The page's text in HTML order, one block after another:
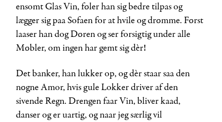
ensomt Glas Vin, føler han sig bedre tilpas og
lægger sig paa Sofaen for at hvile og drømme. Først
laaser han dog Døren og ser forsigtig under alle
Møbler, om ingen har gemt sig dèr!
Det banker, han lukker op, og dèr staar saa den
nøgne Amor, hvis gule Lokker driver af den
sivende Regn. Drengen faar Vin, bliver kaad,
danser og er uartig, og naar jeg særlig vil